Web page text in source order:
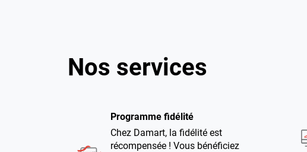
Nos services
Programme fidélité
Chez Damart, la fidélité est
récompensée ! Vous bénéficiez